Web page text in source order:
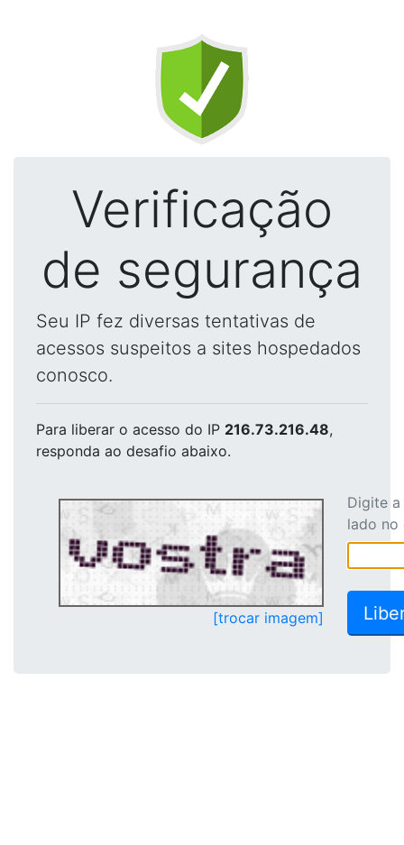
Verificação
de segurança
Seu IP fez diversas tentativas de
acessos suspeitos a sites hospedados
conosco.
Para liberar o acesso do IP 216.73.216.48,
responda ao desafio abaixo.
[trocar imagem]
Digite
lado no